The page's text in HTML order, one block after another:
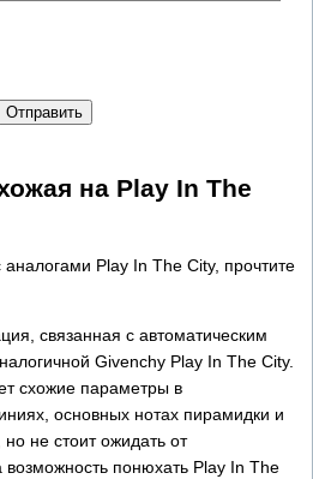
Отправить
на Play In The
Play In The City, прочтите
связанная с автоматическим
Givenchy Play In The City.
схожие параметры в
основных нотах пирамидки и
не стоит ожидать от
возможность понюхать Play In The